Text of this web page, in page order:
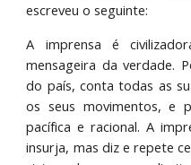
escreveu o seguinte:
A imprensa é
mensageira da verdade.
do país, conta todas as
os seus movimentos, e
pacífica e racional. A
insurja, mas diz e repete